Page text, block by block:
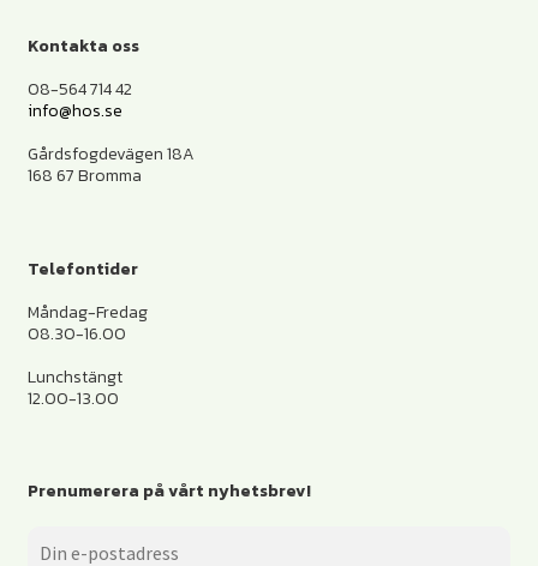
Kontakta oss
08-564 714 42
info@hos.se
Gårdsfogdevägen 18A
168 67 Bromma
Telefontider
Måndag-Fredag
08.30-16.00
Lunchstängt
12.00-13.00
Prenumerera på vårt nyhetsbrev!